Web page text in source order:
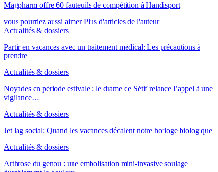
Magpharm offre 60 fauteuils de compétition à Handisport
vous pourriez aussi aimer Plus d'articles de l'auteur
Actualités & dossiers
Partir en vacances avec un traitement médical: Les précautions à
prendre
Actualités & dossiers
Noyades en période estivale : le drame de Sétif relance l’appel à une
vigilance…
Actualités & dossiers
Jet lag social: Quand les vacances décalent notre horloge biologique
Actualités & dossiers
Arthrose du genou : une embolisation mini-invasive soulage